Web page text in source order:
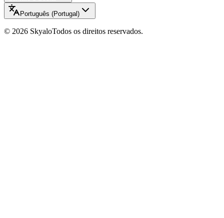
Português (Portugal)
© 2026 SkyaloTodos os direitos reservados.